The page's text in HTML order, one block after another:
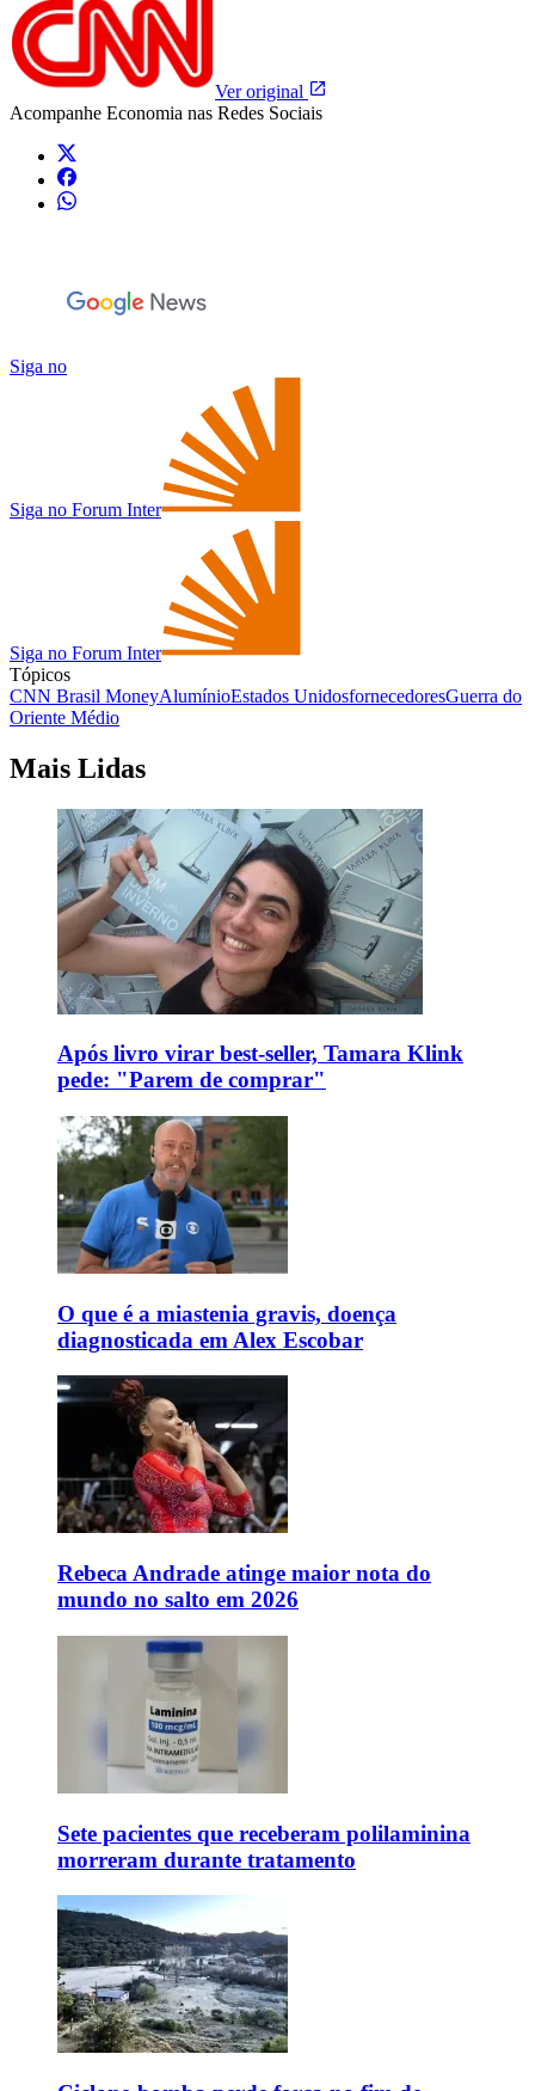
Ver original
Acompanhe Economia nas Redes Sociais
Siga no
Siga no Forum Inter
Siga no Forum Inter
Tópicos
CNN Brasil MoneyAlumínioEstados UnidosfornecedoresGuerra do
Oriente Médio
Mais Lidas
Após livro virar best-seller, Tamara Klink
pede: "Parem de comprar"
O que é a miastenia gravis, doença
diagnosticada em Alex Escobar
Rebeca Andrade atinge maior nota do
mundo no salto em 2026
Sete pacientes que receberam polilaminina
morreram durante tratamento